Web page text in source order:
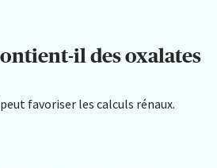
il des oxalates
favoriser les calculs rénaux.